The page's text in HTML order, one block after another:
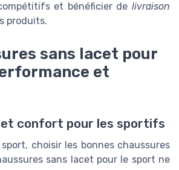
et bénéficier delivraison
produits.
sans lacet pour
et
confort pour les sportifs
choisir les bonnes chaussures
sans lacet pour le sport ne